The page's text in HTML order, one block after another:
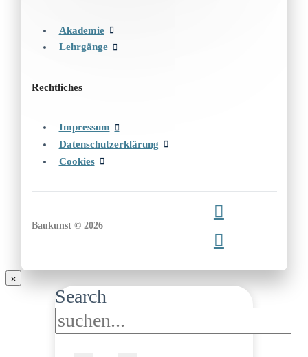
Akademie
Lehrgänge
Rechtliches
Impressum
Datenschutzerklärung
Cookies
Baukunst © 2026
Search